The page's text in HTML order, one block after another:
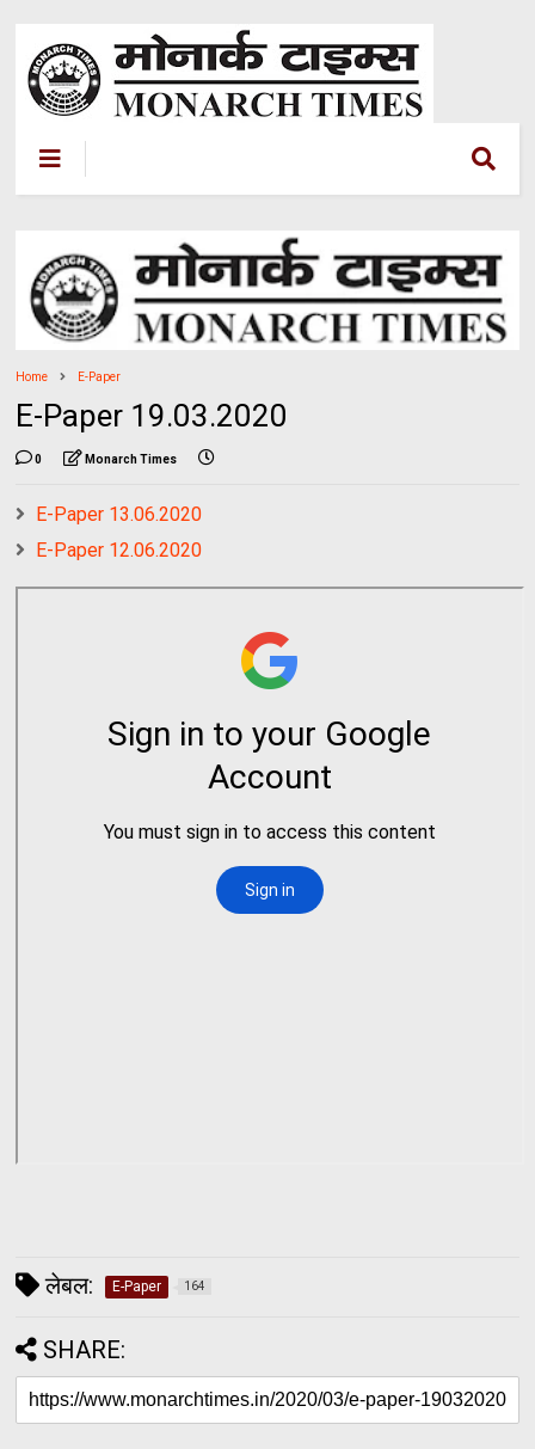
Home E-Paper
E-Paper 19.03.2020
0 Monarch Times
E-Paper 13.06.2020
E-Paper 12.06.2020
लेबल: E-Paper 164
SHARE: